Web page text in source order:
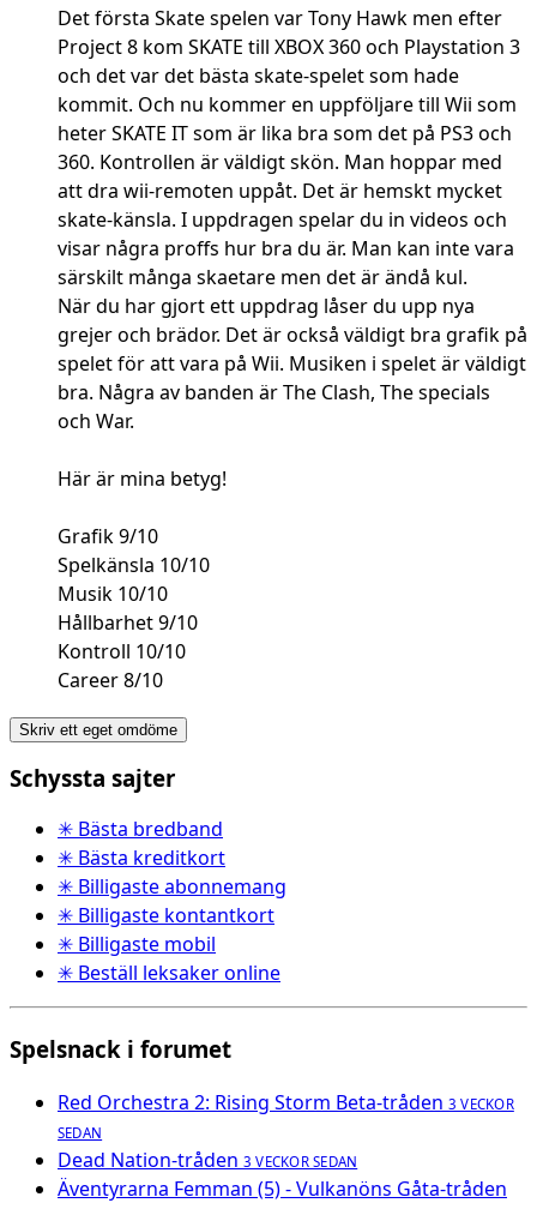
Det första Skate spelen var Tony Hawk men efter
Project 8 kom SKATE till XBOX 360 och Playstation 3
och det var det bästa skate-spelet som hade
kommit. Och nu kommer en uppföljare till Wii som
heter SKATE IT som är lika bra som det på PS3 och
360. Kontrollen är väldigt skön. Man hoppar med
att dra wii-remoten uppåt. Det är hemskt mycket
skate-känsla. I uppdragen spelar du in videos och
visar några proffs hur bra du är. Man kan inte vara
särskilt många skaetare men det är ändå kul.
När du har gjort ett uppdrag låser du upp nya
grejer och brädor. Det är också väldigt bra grafik på
spelet för att vara på Wii. Musiken i spelet är väldigt
bra. Några av banden är The Clash, The specials
och War.
Här är mina betyg!
Grafik 9/10
Spelkänsla 10/10
Musik 10/10
Hållbarhet 9/10
Kontroll 10/10
Career 8/10
Skriv ett eget omdöme
Schyssta sajter
✳ Bästa bredband
✳ Bästa kreditkort
✳ Billigaste abonnemang
✳ Billigaste kontantkort
✳ Billigaste mobil
✳ Beställ leksaker online
Spelsnack i forumet
Red Orchestra 2: Rising Storm Beta-tråden 3 VECKOR
SEDAN
Dead Nation-tråden 3 VECKOR SEDAN
Äventyrarna Femman (5) - Vulkanöns Gåta-tråden